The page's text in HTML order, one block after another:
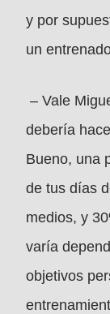
y por
un
–Vale
debería
Bueno, una
de tus días
medios, y
varía
objetivos